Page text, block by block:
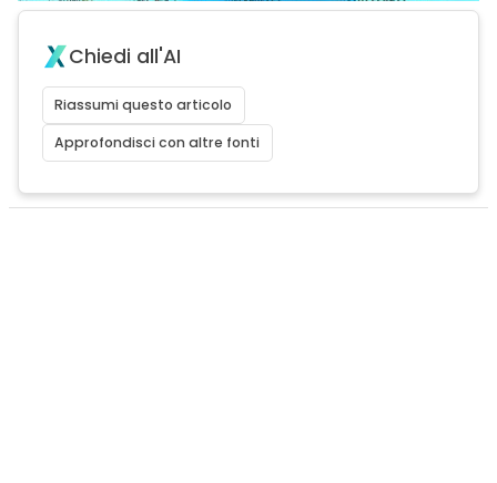
Chiedi all'AI
Riassumi questo articolo
Approfondisci con altre fonti